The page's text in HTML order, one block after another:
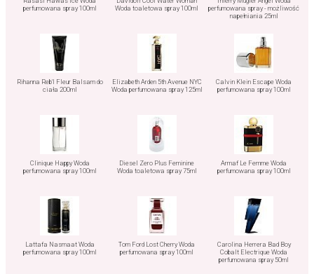
perfumowana spray 100ml
Woda toaletowa spray 100ml
perfumowana spray - możliwość
napełniania 25ml
Rihanna Reb'l Fleur Balsam do
ciała 200ml
Elizabeth Arden 5th Avenue NYC
Woda perfumowana spray 125ml
Calvin Klein Escape Woda
perfumowana spray 100ml
Clinique Happy Woda
perfumowana spray 100ml
Diesel Zero Plus Feminine
Woda toaletowa spray 75ml
Armaf Le Femme Woda
perfumowana spray 100ml
Lattafa Nasmaat Woda
perfumowana spray 100ml
Tom Ford Lost Cherry Woda
perfumowana spray 100ml
Carolina Herrera Bad Boy
Cobalt Electrique Woda
perfumowana spray 50ml